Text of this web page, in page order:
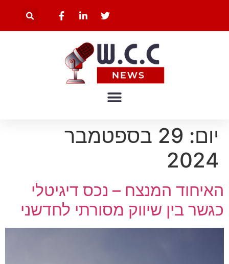
יום:
29 בספטמבר
2024
האיחוד המנצח – נכס דיגיטלי
כגשר בין שיווק מסורתי לחדשני